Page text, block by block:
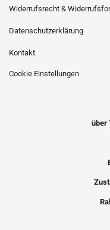
Widerrufsrecht &
Datenschutzerklärung
Kontakt
Cookie Einstellungen
über